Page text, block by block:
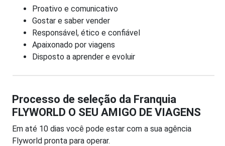
Proativo e comunicativo
Gostar e saber vender
Responsável, ético e confiável
Apaixonado por viagens
Disposto a aprender e evoluir
Processo de seleção da Franquia
FLYWORLD O SEU AMIGO DE VIAGENS
Em até 10 dias você pode estar com a sua agência
Flyworld pronta para operar.